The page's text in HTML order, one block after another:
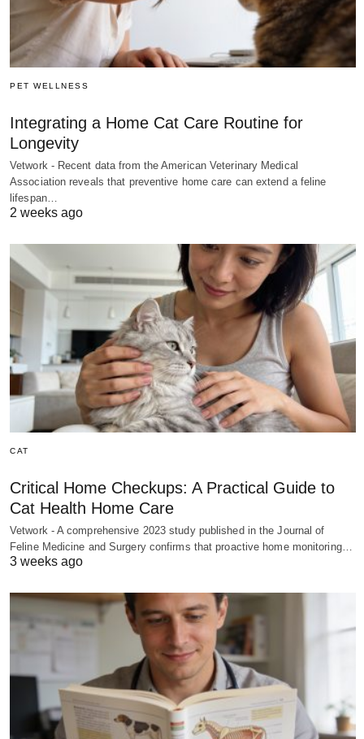
PET WELLNESS
Integrating a Home Cat Care Routine for
Longevity
Vetwork - Recent data from the American Veterinary Medical
Association reveals that preventive home care can extend a feline
lifespan…
2 weeks ago
CAT
Critical Home Checkups: A Practical Guide to
Cat Health Home Care
Vetwork - A comprehensive 2023 study published in the Journal of
Feline Medicine and Surgery confirms that proactive home monitoring…
3 weeks ago